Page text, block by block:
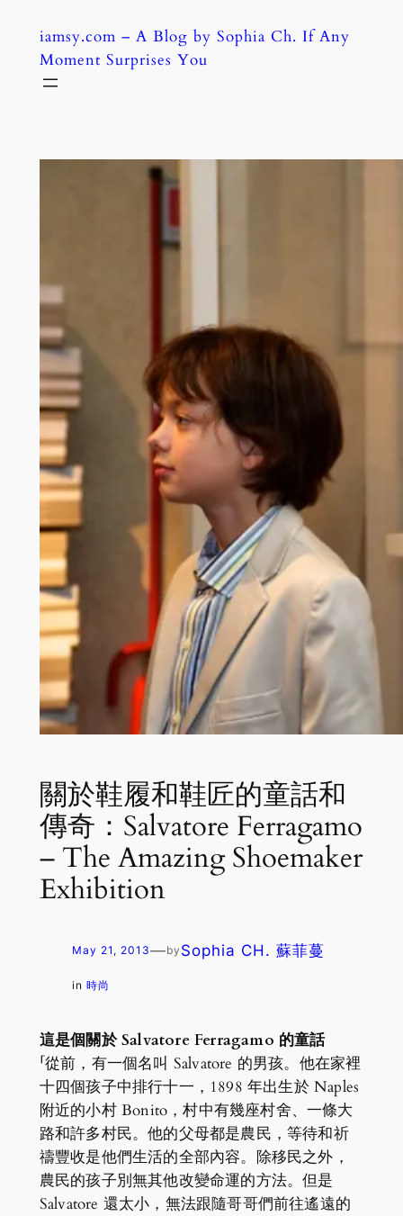
content
iamsy.com – A Blog by Sophia Ch. If Any
Moment Surprises You
關於鞋履和鞋匠的童話和
傳奇：Salvatore Ferragamo
– The Amazing Shoemaker
Exhibition
May 21, 2013—by Sophia CH. 蘇菲蔓
in 時尚
這是個關於 Salvatore Ferragamo 的童話
「從前，有一個名叫 Salvatore 的男孩。他在家裡
十四個孩子中排行十一，1898 年出生於 Naples
附近的小村 Bonito，村中有幾座村舍、一條大
路和許多村民。他的父母都是農民，等待和祈
禱豐收是他們生活的全部內容。除移民之外，
農民的孩子別無其他改變命運的方法。但是
Salvatore 還太小，無法跟隨哥哥們前往遙遠的